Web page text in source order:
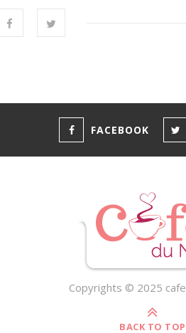
FACEBOOK
Copyrights © 2025
BACK TO TOP